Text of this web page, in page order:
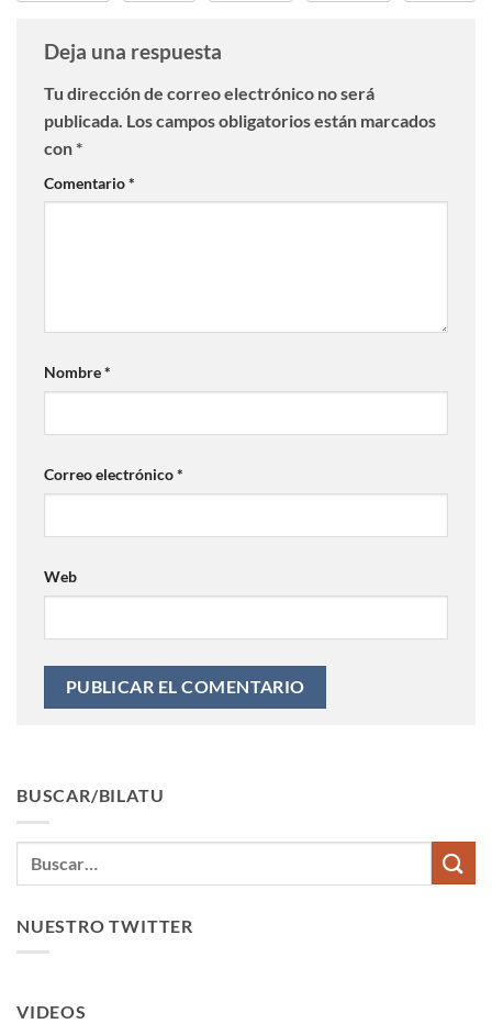
Deja una respuesta
Tu dirección de correo electrónico no será
publicada. Los campos obligatorios están marcados
con*
Comentario*
Nombre*
Correo electrónico*
Web
BUSCAR/BILATU
NUESTRO TWITTER
VIDEOS